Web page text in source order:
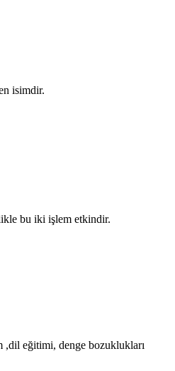
isimdir.
bu iki işlem etkindir.
,dil eğitimi, denge bozuklukları